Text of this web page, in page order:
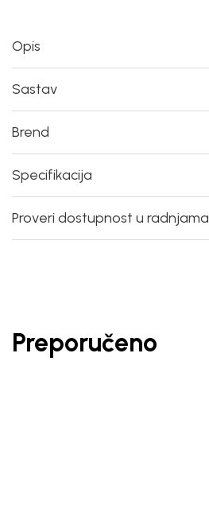
Opis
Sastav
Brend
Specifikacija
Proveri dostupnost u radnjama
Preporučeno